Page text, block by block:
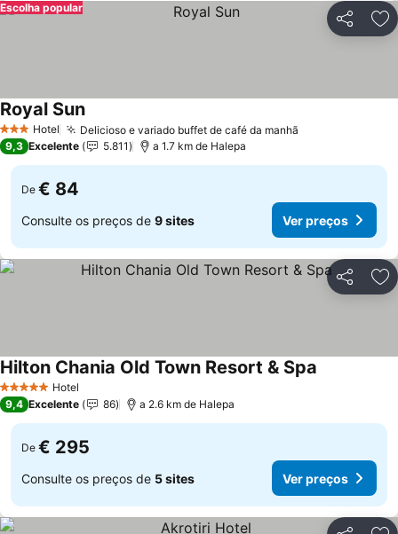
Partilhar
Escolha popular
3 EstrelasHotel Delicioso e variado buffet de café da manhã
Royal SunVer preços
9,3 Excelente 5.811 a 1.7 km de Halepa
De € 84
Consulte os preços de 9 sites Ver preços
Partilhar
5 Estrelas Hotel
Hilton Chania Old Town Resort & Spa
9,4 Excelente 86 a 2.6 km de Halepa
De € 295
Consulte os preços de 5 sites Ver preços